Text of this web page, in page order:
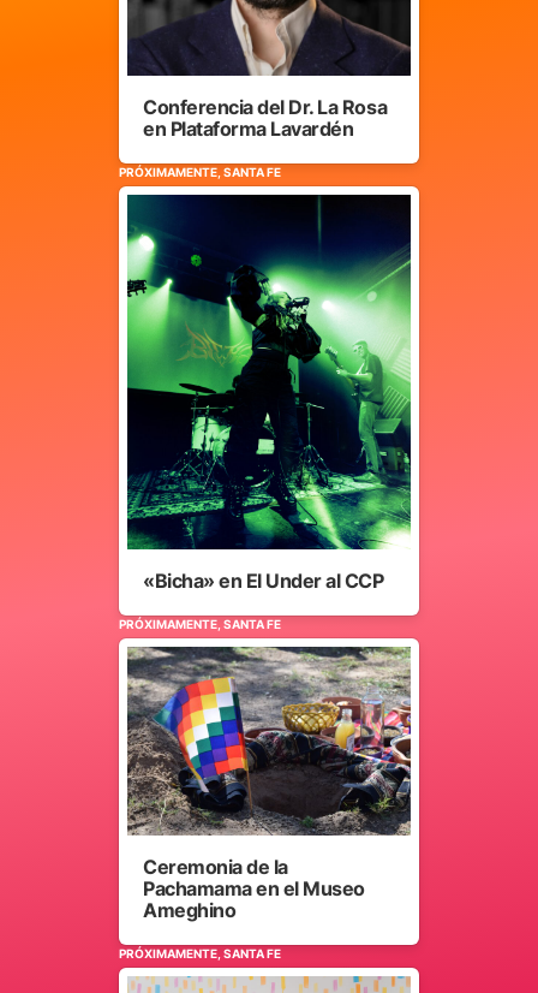
Conferencia del Dr. La Rosa
en Plataforma Lavardén
PRÓXIMAMENTE, SANTA FE
«Bicha» en El Under al CCP
PRÓXIMAMENTE, SANTA FE
Ceremonia de la
Pachamama en el Museo
Ameghino
PRÓXIMAMENTE, SANTA FE